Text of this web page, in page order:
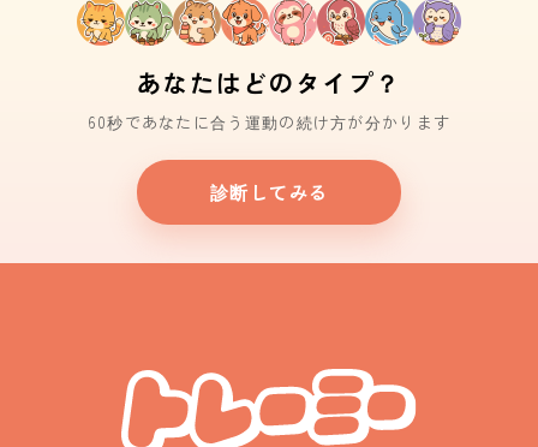
あなたはどのタイプ？
60秒であなたに合う運動の続け方が分かります
診断してみる